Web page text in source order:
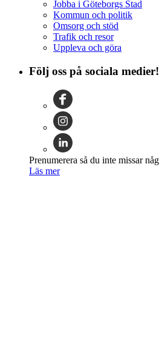
Jobba i Göteborgs Stad
Kommun och politik
Omsorg och stöd
Trafik och resor
Uppleva och göra
Följ oss på sociala medier!
Prenumerera så du inte missar
Läs mer